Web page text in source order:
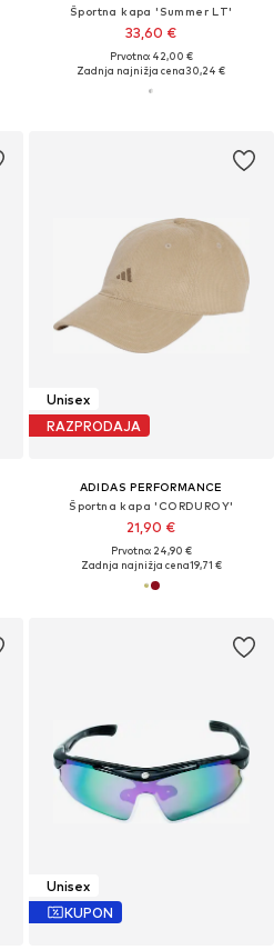
Športna kapa 'Summer LT'
33,60 €
Prvotno: 42,00 €
Zadnja najnižja cena30,24 €
Unisex
RAZPRODAJA
ADIDAS PERFORMANCE
Športna kapa 'CORDUROY'
21,90 €
Prvotno: 24,90 €
Zadnja najnižja cena19,71 €
Unisex
KUPON